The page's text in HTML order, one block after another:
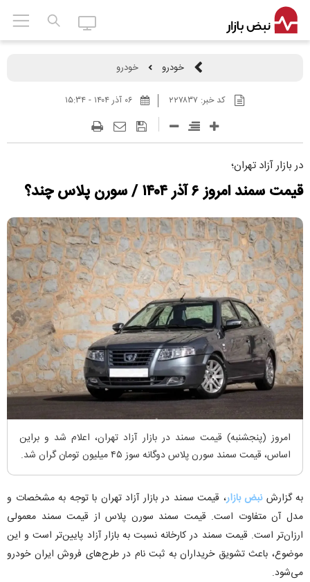
خودرو خودرو
کد خبر: ۲۲۷۸۳۷
در بازار آزاد تهران؛
قیمت سمند امروز ۶ آذر ۱۴۰۴ / سورن پلاس چند؟
امروز (پنجشنبه) قیمت سمند در بازار آزاد تهران، اعلام شد و براین
اساس، قیمت سمند سورن پلاس دوگانه سوز ۴۵ میلیون تومان گران شد.
به گزارشنبض بازار، قیمت سمند در بازار آزاد تهران با توجه به مشخصات و
مدل آن متفاوت است. قیمت سمند سورن پلاس از قیمت سمند معمولی
ارزان‌تر است. قیمت سمند در کارخانه نسبت به بازار آزاد پایین‌تر است و این
موضوع، باعث تشویق خریداران به ثبت نام در طرح‌های فروش ایران خودرو
می‌شود.